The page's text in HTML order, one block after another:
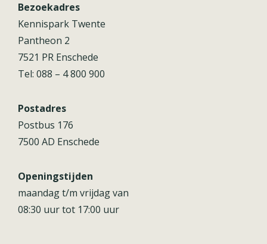
Bezoekadres
Kennispark Twente
Pantheon 2
7521 PR Enschede
Tel: 088 – 4 800 900
Postadres
Postbus 176
7500 AD Enschede
Openingstijden
maandag t/m vrijdag van
08:30 uur tot 17:00 uur